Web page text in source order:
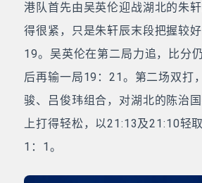
港队首先由吴英伦迎战湖北的朱
得很紧，只是朱轩辰末段把握较好
19。吴英伦在第二局力追，比分
后再输一局19：21。第二场双打
骏、吕俊玮组合，对湖北的陈治
上打得轻松，以21:13及21:10轻
1：1。